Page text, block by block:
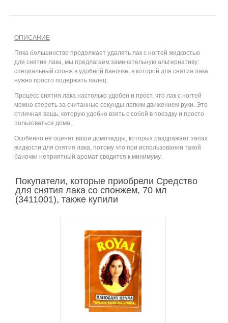
ОПИСАНИЕ
Пока большинство продолжает удалять лак с ногтей жидкостью
для снятия лака, мы предлагаем замечательную альтернативу:
специальный спонж в удобной баночке, в которой для снятия лака
нужно просто подержать палец.
Процесс снятия лака настолько удобен и прост, что лак с ногтей
можно стереть за считанные секунды легким движением руки. Это
отличная вещь, которую удобно взять с собой в поездку и просто
пользоваться дома.
Особенно её оценят ваши домочадцы, которых раздражает запах
жидкости для снятия лака, потому что при использовании такой
баночки неприятный аромат сводится к минимуму.
Покупатели, которые приобрели Средство
для снятия лака со спонжем, 70 мл
(3411001), также купили